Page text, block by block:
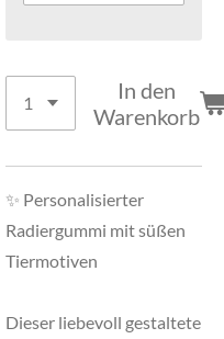
In den
Warenkorb
✨ Personalisierter
Radiergummi mit süßen
Tiermotiven
Dieser liebevoll gestaltete